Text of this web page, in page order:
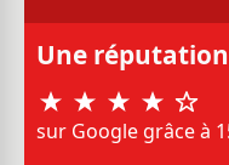
Une
sur Google grâce à